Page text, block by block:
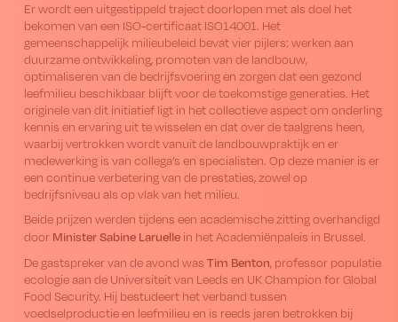
Er wordt een uitgestippeld traject doorlopen met als doel het
bekomen van een ISO-certificaat ISO14001. Het
gemeenschappelijk milieubeleid bevat vier pijlers: werken aan
duurzame ontwikkeling, promoten van de landbouw,
optimaliseren van de bedrijfsvoering en zorgen dat een gezond
leefmilieu beschikbaar blijft voor de toekomstige generaties. Het
originele van dit initiatief ligt in het collectieve aspect om onderling
kennis en ervaring uit te wisselen en dat over de taalgrens heen,
waarbij vertrokken wordt vanuit de landbouwpraktijk en er
medewerking is van collega’s en specialisten. Op deze manier is er
een continue verbetering van de prestaties, zowel op
bedrijfsniveau als op vlak van het milieu.
Beide prijzen werden tijdens een academische zitting overhandigd
door Minister Sabine Laruellein het Academiënpaleis in Brussel.
De gastspreker van de avond was Tim Benton, professor populatie
ecologie aan de Universiteit van Leeds en UK Champion for Global
Food Security. Hij bestudeert het verband tussen
voedselproductie en leefmilieu en is reeds jaren betrokken bij